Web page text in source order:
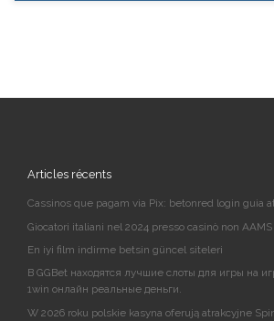
Articles récents
Cassinos que pagam via Pix: betonred login guia
Giocatori italiani nel 2024 presso casinò non AAMS ️
En iyi film indirme betsin güncel siteleri
В GGBet находятся лучшие слоты для игры на
1win онлайн реальные деньги.
W 2026 roku polskie kasyna oferują atrakcyjne